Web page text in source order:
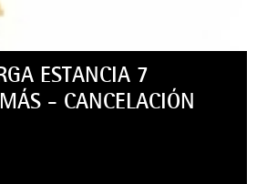
ESTANCIA 7
- CANCELACIÓN